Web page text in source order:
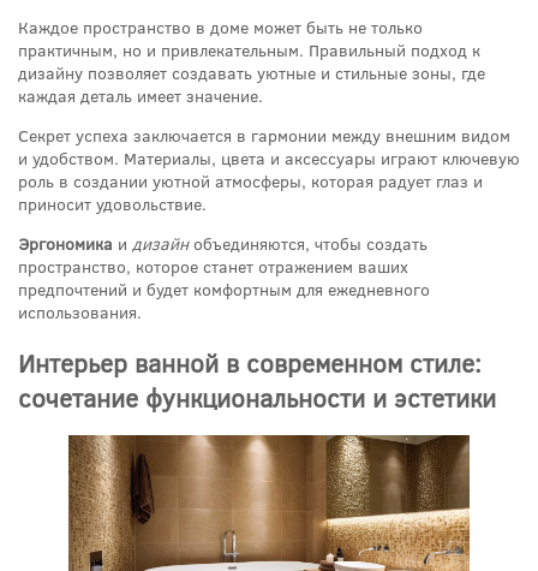
Каждое пространство в доме может быть не только
практичным, но и привлекательным. Правильный подход к
дизайну позволяет создавать уютные и стильные зоны, где
каждая деталь имеет значение.
Секрет успеха заключается в гармонии между внешним видом
и удобством. Материалы, цвета и аксессуары играют ключевую
роль в создании уютной атмосферы, которая радует глаз и
приносит удовольствие.
Эргономика и дизайнобъединяются, чтобы создать
пространство, которое станет отражением ваших
предпочтений и будет комфортным для ежедневного
использования.
Интерьер ванной в современном стиле:
сочетание функциональности и эстетики